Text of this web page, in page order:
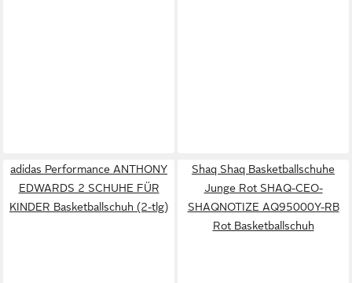
adidas Performance ANTHONY
EDWARDS 2 SCHUHE FÜR
KINDER Basketballschuh (2-tlg)
Shaq Shaq Basketballschuhe
Junge Rot SHAQ-CEO-
SHAQNOTIZE AQ95000Y-RB
Rot Basketballschuh